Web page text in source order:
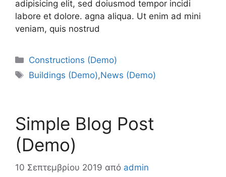
adipisicing elit, sed doiusmod tempor incidi
labore et dolore. agna aliqua. Ut enim ad mini
veniam, quis nostrud
Κατηγορίες
Constructions (Demo)
Ετικέτες
Buildings (Demo),News (Demo)
Simple Blog Post
(Demo)
10 Σεπτεμβρίου 2019 από admin